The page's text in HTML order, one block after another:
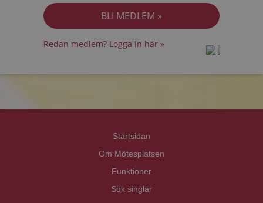
Redan medlem? Logga in här »
Startsidan
Om Mötesplatsen
Funktioner
Sök singlar